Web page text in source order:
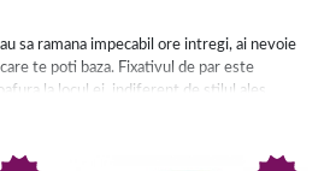
sa ramana impecabil ore intregi, ai nevoie
te poti baza. Fixativul de par este
la locul ei, indiferent de stilul ales.